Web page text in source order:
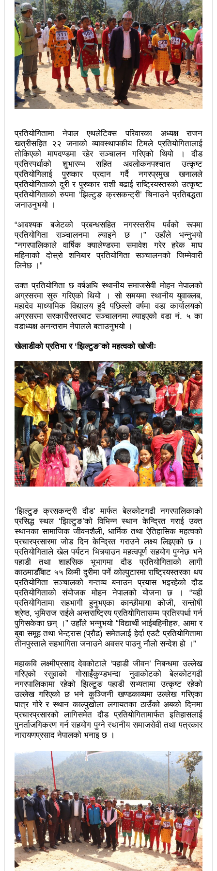
प्रेस सेन्टरको महाधिवेसनमा पुरस्कृत हुँदै यी पत्रकार
भरतपुरका १ सय २९ सुकुम्बासी घरधुरीलाई लालपूर्जा वितरण
हानलाई मजदुर संगठनहरुको ध्यानाकर्षण पत्र, देशैभर
अभियानात्मक कार्यक्रम
‘महिला अधिकारका निम्ति सदनबाट कानून बनाउन ढिला भयो’
सहिद स्मृति दिवसमा माओवादी बेलकोटगढी नगरद्वारा वैचारिक,
त्रिदेशीय विद्युत ब्यापार सम्झौता नेपालका लागि कोशेढुंगाः
प्रचण्ड
कविता- म हैन भने
आवश्यकता मिडिया साक्षरताको
३ महिनामा प्रेस स्वतन्त्रता हननका १३ घटना
काउन्सिलद्वारा ४ वटा सञ्चार माध्यमको कालोसूची फुकुवा, ३
वटा सूचीकरणबाट हटे
इन्द्रेश्वर युवा समाजद्वारा बेलकोटगढीका ५ विद्यालयमा छात्रवृत्ति
वितरण
भरतपुरको मुख्य सडकमा भएको भूमिगत विद्युतिकरणको ब्रेकथ्रु
सकियो चितवन महोत्सव : ५ लाख सहभागि, ३० करोडको
कारोबार
बाघले झम्टिँदा मोटरसाइकलमा सवार दुई जना घाइते
टोखामा कर्जा सदुपयोगिता सम्बन्धी अन्तरक्रिया
एकाबिहानै चीनमा भुकम्पः नेपालमा कडा धक्का महसुस
बिद्यार्थीलाई चलचित्र सिकाउँदै बागमती प्रदेश सरकार
भोलि चितवनमा माओवादीको विशाल सभा: प्रचण्डले सम्बोधन
गर्ने
उपनिर्वाचन २०८१: एमालेभन्दा माओवादी प्रभावशाली
ककनी २ मा माओवादी विजयी
ककनी २ मा खस्यो ६८ प्रतिशतभन्दा बढी मत: गणना आजै हुने
उपचुनाव सकियो: ६२ प्रतिशतभन्दा बढी मत खसेको अनुमान
पालिका उपचुनाव: ४१ पदका लागि मतदान शुरु
भरतपुुरमा सार्वजनिक सुनुवाई, गुनासो नआउने गरी काम गर्न
मेयर दाहालको निर्देशन
उपनिर्वाचन सुशासनका पक्षमा र भ्रष्टाचारका विरुद्ध मत जाहेर
गर्ने महत्वपूर्ण अवसर: प्रचण्ड
सुरु भयो चौथो सुनवल महोत्सव: उद्योगमैत्री वातावरण बनाउन
लागि पर्ने मन्त्री कलवारको भनाइ
उपाधि नवलपरासीलाई
चौथो सुनवल महोत्सव भोलिदेखि सुरु हुँदै
प्रमुख प्रशासकीय अधिकृतको सरुवा रोक्न पालिका
अध्यक्षसहित कर्मचारीको आन्दोलन
अफगानिस्तानलाई हरायो
मानव तस्करीको अभियोगमा पक्राउ परेका कोशी प्रदेशका
पूर्वमन्त्री अधिकारीविरुद्ध मुद्दा नचल्ने
आगामी चुनावमा भाग लिने नेत्रविक्रम चन्दको संकेत
२८५ कैदीबन्दीलाई जेलबाहिर बस्ने सुविधा
अब धरहरा चढ्न पैसा, पार्किङ शुल्क पनि लाग्ने
प्रतियोगितामा नेपाल एथलेटिक्स परिवारका अध्यक्ष राजन
खत्रीसहित २२ जनाको व्यावस्थापकीय टिमले प्रतियोगितालाई
तोकिएको मापदण्डमा रहेर सञ्चालन गरिएको थियो । दौड
प्रतिस्पर्धाको शुभारम्भ सहित अवलोकनपश्चात उत्कृष्ट
प्रतियोगिलाई पुरष्कार प्रदान गर्दै नगरप्रमुख खनालले
प्रतियोगिताको दुरी र पुरष्कार राशी बढाई राष्ट्रियस्तरको उत्कृष्ट
प्रतियोगिताको रुपमा ‘झिल्टुङ क्रसकन्ट्री’ चिनाउने प्रतिबद्धता
जनाउनुभयो ।
“आवश्यक बजेटको प्रबन्धसहित नगरस्तरीय पर्वको रूपमा
प्रतियोगिता सञ्चालनमा ल्याइने छ ।” उहाँले भन्नुभयो
“नगरपालिकाले वार्षिक क्यालेण्डरमा समावेश गरेर हरेक माघ
महिनाको दोस्रो शनिबार प्रतियोगिता सञ्चालनको जिम्मेवारी
लिनेछ ।”
उक्त प्रतियोगिता छ वर्षअघि स्थानीय समाजसेवी मोहन नेपालको
अग्रसरमा सुरु गरिएको थियो । सो समयमा स्थानीय युवाक्लब,
महादेव माध्यामिक विद्यालय हुदै पछिल्लो वर्षमा वडा कार्यालयको
अग्रसरमा सरकारीस्तरबाट सञ्चालनमा ल्याइएको वडा नं. ५ का
वडाध्यक्ष अनन्तराम नेपालले बताउनुभयो ।
खेलाडीको प्रतिभा र ‘झिल्टुङ’को महत्वको खोजीः
‘झिल्टुङ क्रसकन्ट्री दौड’ मार्फत बेलकोटगढी नगरपालिकाको
प्रसिद्ध स्थल ‘झिल्टुङ’को विभिन्न स्थान केन्द्रित गराई उक्त
स्थानका सामाजिक जीवनशैली, धार्मिक तथा ऐतिहासिक महत्वको
प्रचारप्रसारमा जोड दिन केन्द्रित गराउने लक्ष्य लिइएको छ ।
प्रतियोगिताले खेल पर्यटन भित्र्याउन महत्वपूर्ण सहयोग पुग्नेछ भने
पहाडी तथा शाहसिक भूभागमा दौड प्रतियोगिताको लागी
काठमाडौँबाट ५५ किमी दुरीमा पर्ने कोल्पुटारमा राष्ट्रियस्तरका थप
प्रतियोगिता सञ्चालको गन्तव्य बनाउन प्रयास भइरहेको दौड
प्रतियोगिताको संयोजक मोहन नेपालको योजना छ । “यही
प्रतियोगितामा सहभागी हुनुभएका कान्छीमाया कोजी, सन्तोषी
श्रेष्ठ, भूमिराज राईले अन्तराष्ट्रिय प्रतियोगितासम्म प्रतिस्पर्धा गर्न
पुगिसकेका छन् ।” उहाँले भन्नुभयो “विद्यार्थी भाईबहिनीहरु, आमा र
बुबा समूह तथा भेन्ट्रास (प्रौढ) समेतलाई हेर्दा एउटै प्रतियोगितामा
तीनपुस्ताले सहभागिता जनाउने अवसर पाउनु नौलो सन्देश हो ।”
महाकवि लक्ष्मीप्रसाद देवकोटाले ‘पहाडी जीवन’ निबन्धमा उल्लेख
गरिएको रसुवाको गोसाईंकुण्डभन्दा नुवाकोटको बेलकोटगढी
नगरपालिकामा रहेको झिल्टुङ पहाडी सभ्यतामा उत्कृष्ट रहेको
उल्लेख गरिएको छ भने कुञ्जिनी खण्डकाव्यमा उल्लेख गरिएका
पात्र गोरे र स्थान काल्पुखोला लगायतका ठाउँको अबको दिनमा
प्रचारप्रसारको लागिसमेत दौड प्रतियोगितामार्फत इतिहासलाई
पुनर्ताजगिकरण गर्न सहयोग पुग्ने स्थानीय समाजसेवी तथा पत्रकार
नारायणप्रसाद नेपालको भनाइ छ ।